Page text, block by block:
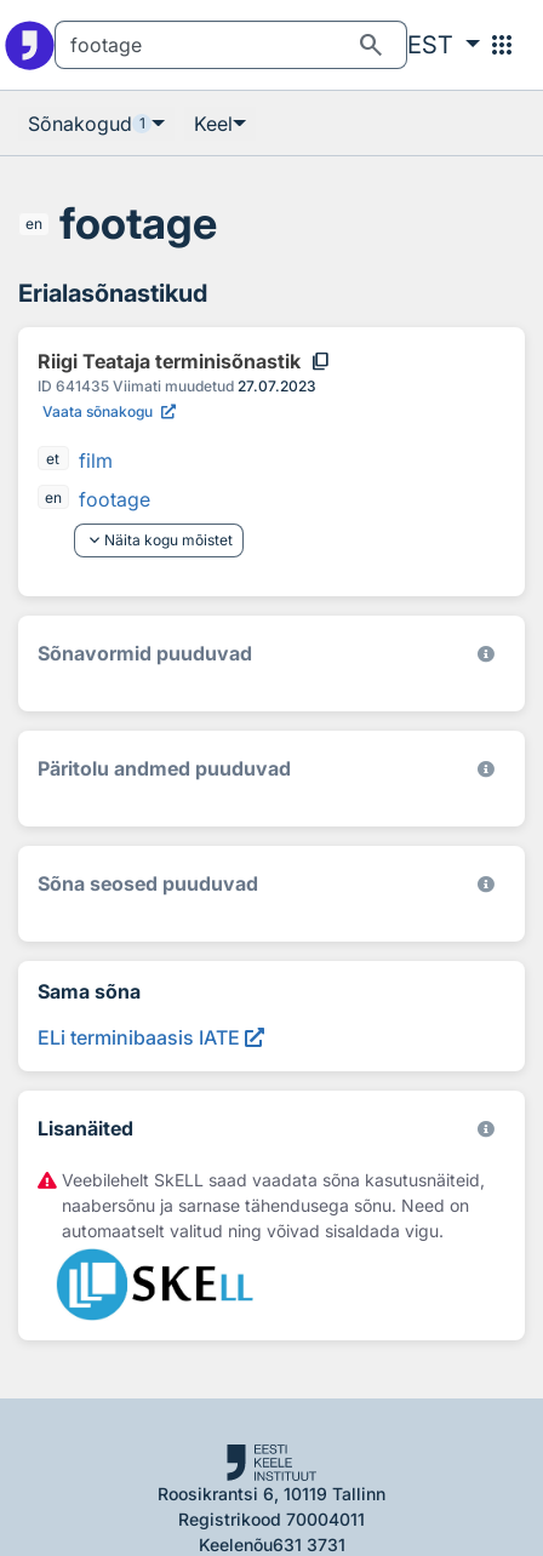
search EST apps
Sõnakogud 1 Keel
en footage
Erialasõnastikud
Riigi Teataja terminisõnastik content_copy
ID 641435 Viimati muudetud 27.07.2023
Vaata sõnakogu
et film
en
footage
keyboard_arrow_down Näita kogu mõistet
Sõnavormid puuduvad
Päritolu andmed puuduvad
Sõna seosed puuduvad
Sama sõna
ELi terminibaasis IATE
Lisanäited
Veebilehelt SkELL saad vaadata sõna kasutusnäiteid,
naabersõnu ja sarnase tähendusega sõnu. Need on
automaatselt valitud ning võivad sisaldada vigu.
Roosikrantsi 6, 10119 Tallinn
Registrikood 70004011
Keelenõu631 3731